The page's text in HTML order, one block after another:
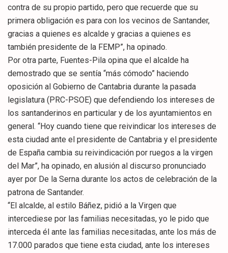
contra de su propio partido, pero que recuerde que su
primera obligación es para con los vecinos de Santander,
gracias a quienes es alcalde y gracias a quienes es
también presidente de la FEMP”, ha opinado.
Por otra parte, Fuentes-Pila opina que el alcalde ha
demostrado que se sentía “más cómodo” haciendo
oposición al Gobierno de Cantabria durante la pasada
legislatura (PRC-PSOE) que defendiendo los intereses de
los santanderinos en particular y de los ayuntamientos en
general. “Hoy cuando tiene que reivindicar los intereses de
esta ciudad ante el presidente de Cantabria y el presidente
de España cambia su reivindicación por ruegos a la virgen
del Mar”, ha opinado, en alusión al discurso pronunciado
ayer por De la Serna durante los actos de celebración de la
patrona de Santander.
“El alcalde, al estilo Báñez, pidió a la Virgen que
intercediese por las familias necesitadas, yo le pido que
interceda él ante las familias necesitadas, ante los más de
17.000 parados que tiene esta ciudad, ante los intereses